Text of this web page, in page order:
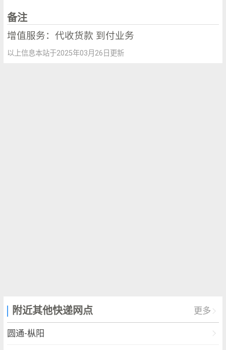
备注
增值服务：代收货款 到付业务
以上信息本站于2025年03月26日更新
附近其他快递网点 更多
圆通-枞阳